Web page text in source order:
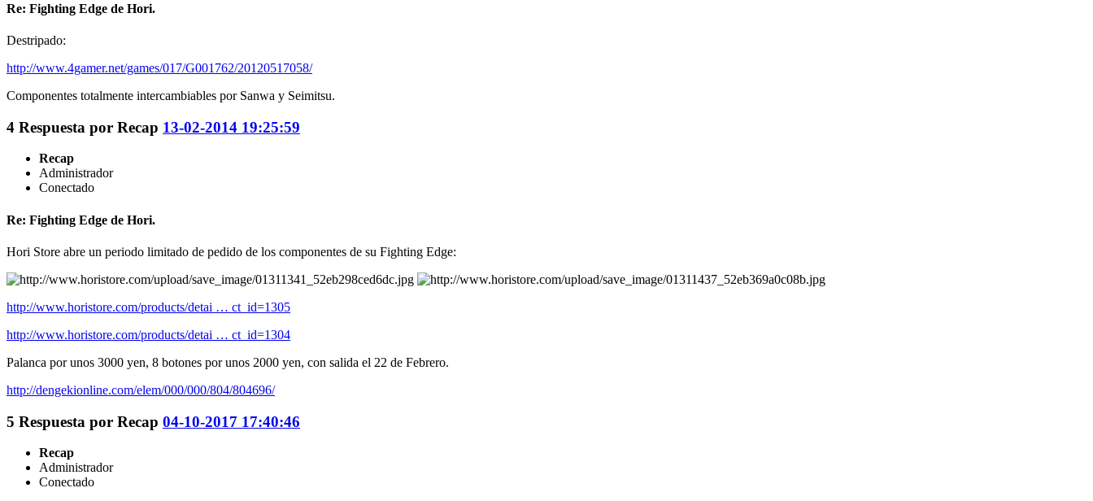
Re: Fighting Edge de Hori.
Destripado:
http://www.4gamer.net/games/017/G001762/20120517058/
Componentes totalmente intercambiables por Sanwa y Seimitsu.
4 Respuesta por Recap 13-02-2014 19:25:59
Recap
Administrador
Conectado
Re: Fighting Edge de Hori.
Hori Store abre un periodo limitado de pedido de los componentes de su Fighting Edge:
http://www.horistore.com/products/detai … ct_id=1305
http://www.horistore.com/products/detai … ct_id=1304
Palanca por unos 3000 yen, 8 botones por unos 2000 yen, con salida el 22 de Febrero.
http://dengekionline.com/elem/000/000/804/804696/
5 Respuesta por Recap 04-10-2017 17:40:46
Recap
Administrador
Conectado